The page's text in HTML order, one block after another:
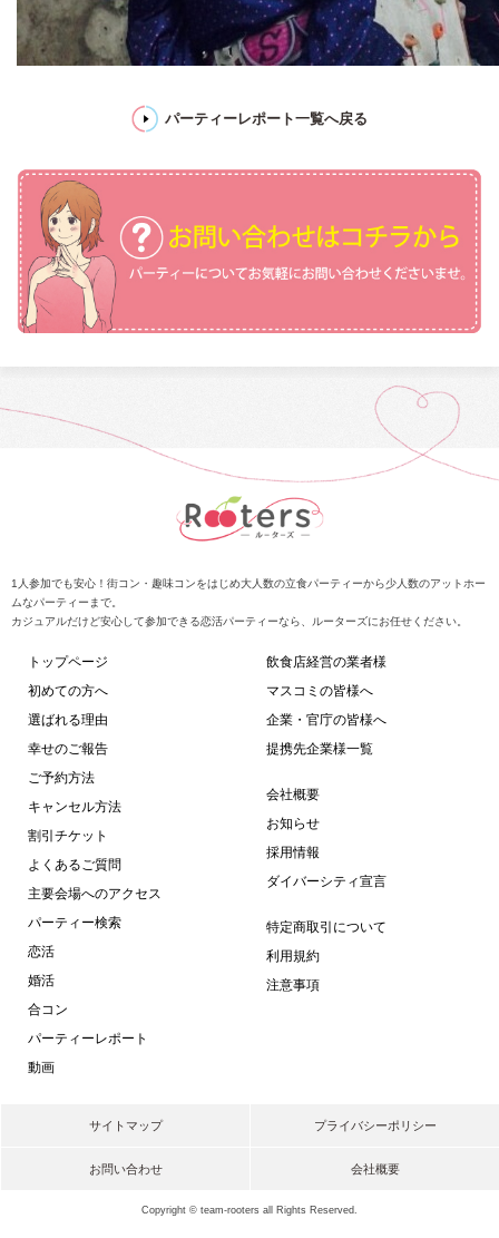
パーティーレポート一覧へ戻る
1人参加でも安心！街コン・趣味コンをはじめ大人数の立食パーティーから少人数のアットホー
ムなパーティーまで。
カジュアルだけど安心して参加できる恋活パーティーなら、ルーターズにお任せください。
トップページ
初めての方へ
選ばれる理由
幸せのご報告
ご予約方法
キャンセル方法
割引チケット
よくあるご質問
主要会場へのアクセス
パーティー検索
恋活
婚活
合コン
パーティーレポート
動画
飲食店経営の業者様
マスコミの皆様へ
企業・官庁の皆様へ
提携先企業様一覧
会社概要
お知らせ
採用情報
ダイバーシティ宣言
特定商取引について
利用規約
注意事項
サイトマップ プライバシーポリシー
お問い合わせ 会社概要
Copyright © team-rooters all Rights Reserved.